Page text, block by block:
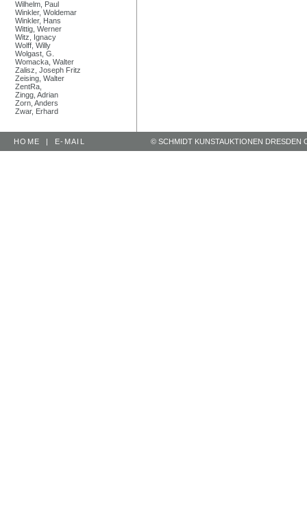
Wilhelm, Paul
Winkler, Woldemar
Winkler, Hans
Wittig, Werner
Witz, Ignacy
Wolff, Willy
Wolgast, G.
Womacka, Walter
Zalisz, Joseph Fritz
Zeising, Walter
ZentRa,
Zingg, Adrian
Zorn, Anders
Zwar, Erhard
HOME | E-MAIL © SCHMIDT KUNSTAUKTIONEN DRESDEN